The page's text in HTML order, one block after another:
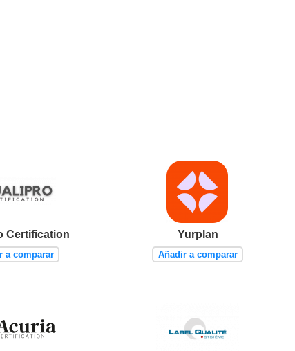
Certification
a comparar
Yurplan
Añadir a comparar